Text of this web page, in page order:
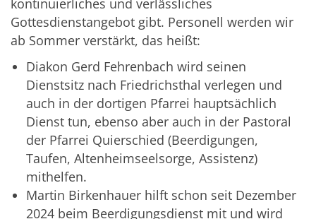
kontinuierliches und verlässliches
Gottesdienstangebot gibt. Personell werden wir
ab Sommer verstärkt, das heißt:
Diakon Gerd Fehrenbach wird seinen
Dienstsitz nach Friedrichsthal verlegen und
auch in der dortigen Pfarrei hauptsächlich
Dienst tun, ebenso aber auch in der Pastoral
der Pfarrei Quierschied (Beerdigungen,
Taufen, Altenheimseelsorge, Assistenz)
mithelfen.
Martin Birkenhauer hilft schon seit Dezember
2024 beim Beerdigungsdienst mit und wird